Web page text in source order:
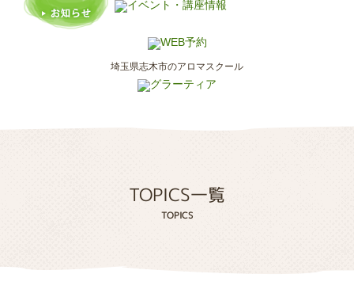
埼玉県志木市のアロマスクール
TOPICS一覧
TOPICS